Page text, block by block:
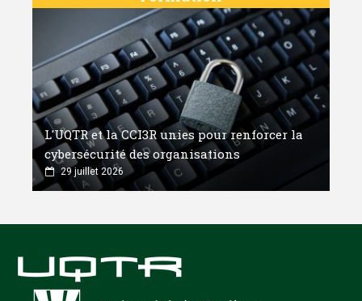
L'UQTR et la CCI3R unies pour renforcer la
cybersécurité des organisations
29 juillet 2026